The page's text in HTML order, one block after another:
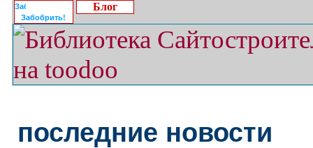
Забобрить!
Блог
последние новости